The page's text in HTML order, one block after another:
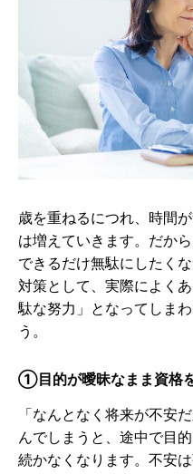
歳を重ねるにつれ、時間
は増えていきます。だか
できるだけ無駄にしたく
対策として、実際によく
駄な努力」となってしま
う。
①目的が曖昧なまま資格
「なんとなく将来が不安
んでしまうと、途中で目
続かなくなります。不安